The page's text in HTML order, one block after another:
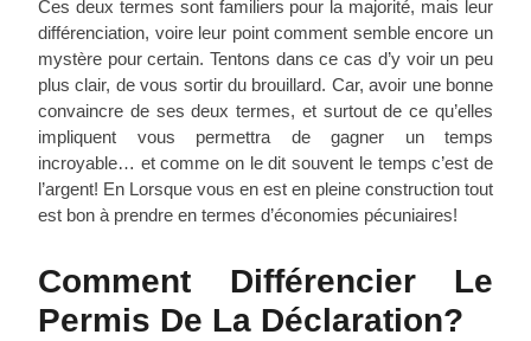
Ces deux termes sont familiers pour la majorité, mais leur
différenciation, voire leur point comment semble encore un
mystère pour certain. Tentons dans ce cas d’y voir un peu
plus clair, de vous sortir du brouillard. Car, avoir une bonne
convaincre de ses deux termes, et surtout de ce qu’elles
impliquent vous permettra de gagner un temps
incroyable… et comme on le dit souvent le temps c’est de
l’argent! En Lorsque vous en est en pleine construction tout
est bon à prendre en termes d’économies pécuniaires!
Comment Différencier Le
Permis De La Déclaration?